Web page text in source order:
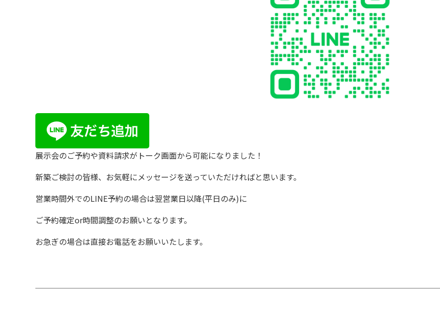
展示会のご予約や資料請求がトーク画面から可能になりました！
新築ご検討の皆様、お気軽にメッセージを送っていただければと思います。
営業時間外でのLINE予約の場合は翌営業日以降(平日のみ)に
ご予約確定or時間調整のお願いとなります。
お急ぎの場合は直接お電話をお願いいたします。